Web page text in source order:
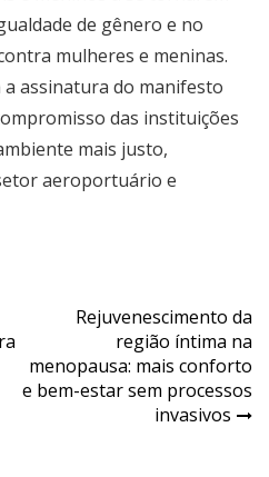
de gênero e no
mulheres e meninas.
assinatura do manifesto
das instituições
mais justo,
aeroportuário e
Rejuvenescimento da
região íntima na
menopausa: mais conforto
e bem-estar sem processos
invasivos